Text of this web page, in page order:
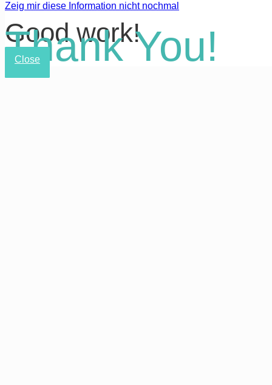
Zeig mir diese Information nicht nochmal
Good work!
Thank You!
Close